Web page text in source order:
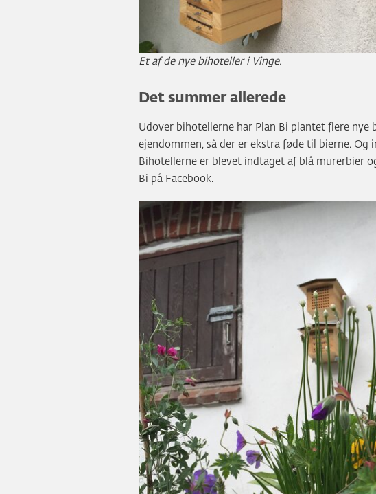
Et af de nye bihoteller i Vinge.
Det summer allerede
Udover bihotellerne har Plan Bi plantet flere nye
ejendommen, så der er ekstra føde til bierne. Og
Bihotellerne er blevet indtaget af blå murerbier
Bi på Facebook.